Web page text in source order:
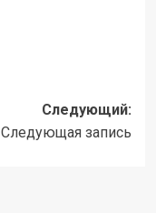
Следующий:
Следующая запись